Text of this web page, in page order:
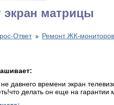
экран матрицы
Ответ Ремонт ЖК-
не давнего времени экран
делать он еще на